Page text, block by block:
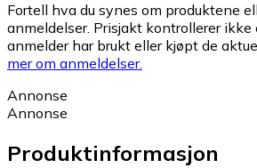
Fortell hva du synes om produktene
anmeldelser. Prisjakt kontrollerer ikke
anmelder har brukt eller kjøpt de
mer om anmeldelser.
Annonse
Annonse
Produktinformasjon